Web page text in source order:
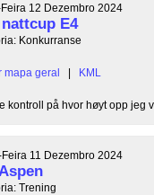
12 Dezembro 2024
E4
Konkurranse
mapa geral
| KML
på hvor høyt opp jeg
11 Dezembro 2024
Trening